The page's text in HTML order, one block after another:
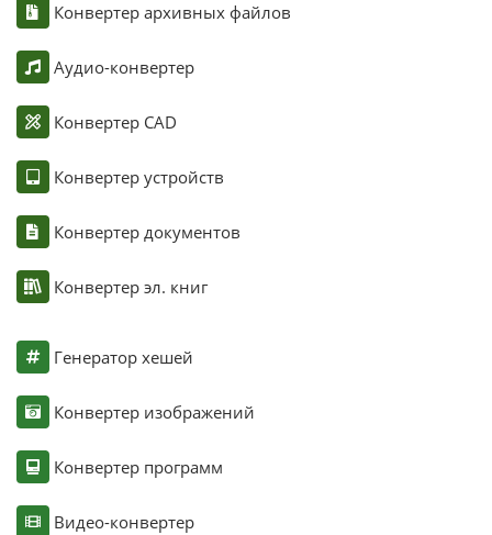
Конвертер архивных файлов
Аудио-конвертер
Конвертер CAD
Конвертер устройств
Конвертер документов
Конвертер эл. книг
Генератор хешей
Конвертер изображений
Конвертер программ
Видео-конвертер